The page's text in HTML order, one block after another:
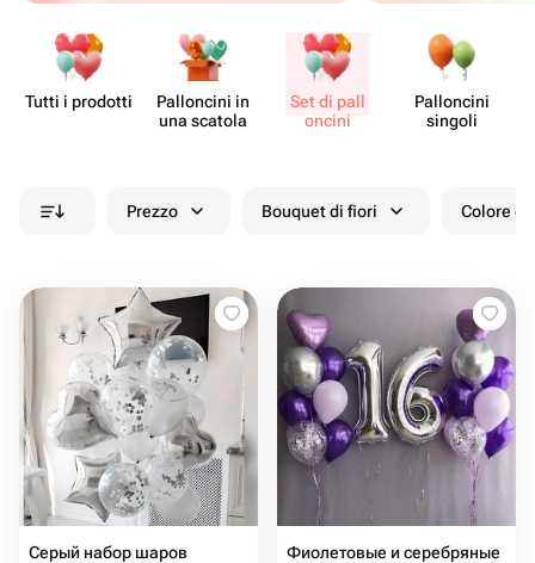
Tutti i prodotti
Pall​oncini in
una scatola
Set di pall​
oncini
Pall​oncini
singoli
Prezzo Bouquet di fiori Colore
Серый набор шаров
Фиолетовые и серебряные